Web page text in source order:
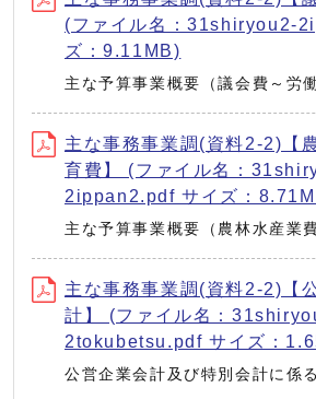
(ファイル名：31shiryou2-
ズ：9.11MB)
主な予算事業概要（議会費～労
主な事務事業調(資料2-2)【
育費】 (ファイル名：
2ippan2.pdf サイズ：
主な予算事業概要（農林水産業
主な事務事業調(資料2-2)【
計】 (ファイル名：
2tokubetsu.pdf サイズ：
公営企業会計及び特別会計に係